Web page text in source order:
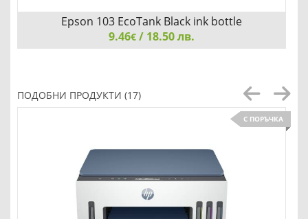
Добави Сравни
Epson 103 EcoTank Black ink bottle
9.46€ / 18.50 лв.
ПОДОБНИ ПРОДУКТИ (17)
С ПОРЪЧКА